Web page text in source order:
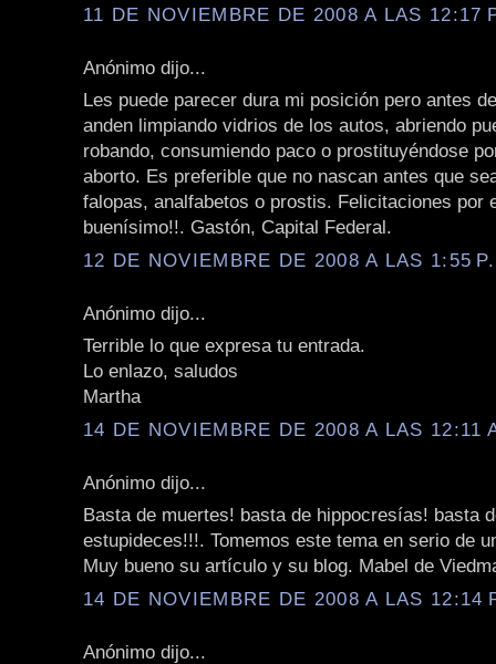
11 DE NOVIEMBRE DE 2008 A LAS 12:17
Anónimo dijo...
Les puede parecer dura mi posición pero antes
anden limpiando vidrios de los autos, abriendo
robando, consumiendo paco o prostituyéndose
aborto. Es preferible que no nascan antes que
falopas, analfabetos o prostis. Felicitaciones por
buenísimo!!. Gastón, Capital Federal.
12 DE NOVIEMBRE DE 2008 A LAS 1:55
Anónimo dijo...
Terrible lo que expresa tu entrada.
Lo enlazo, saludos
Martha
14 DE NOVIEMBRE DE 2008 A LAS 12:11
Anónimo dijo...
Basta de muertes! basta de hippocresías! basta
estupideces!!!. Tomemos este tema en serio de
Muy bueno su artículo y su blog. Mabel de
14 DE NOVIEMBRE DE 2008 A LAS 12:14
Anónimo dijo...